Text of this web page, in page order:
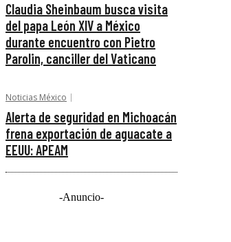
Claudia Sheinbaum busca visita
del papa León XIV a México
durante encuentro con Pietro
Parolin, canciller del Vaticano
Noticias México
Alerta de seguridad en Michoacán
frena exportación de aguacate a
EEUU: APEAM
-Anuncio-